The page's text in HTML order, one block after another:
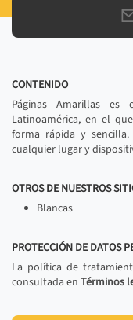
CONTENIDO
Páginas Amarillas
Latinoamérica, en el
forma rápida y sencilla.
cualquier lugar y
OTROS DE NUESTROS
Blancas
PROTECCIÓN DE DATOS
La política de
consultada en Términos